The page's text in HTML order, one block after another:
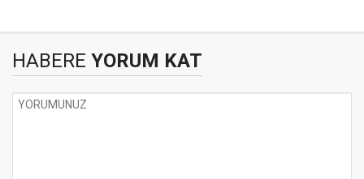
HABERE YORUM KAT